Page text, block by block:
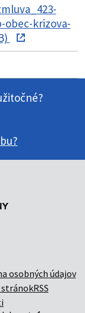
obec-krizova-
osobných údajov
stránokRSS